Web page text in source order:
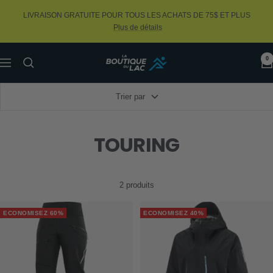
LIVRAISON GRATUITE POUR TOUS LES ACHATS DE 75$ ET PLUS
Plus de détails
Navigation
La
Lac
0
Trier par
TOURING
2 produits
ECONOMISEZ 60% ECONOMISEZ 40%